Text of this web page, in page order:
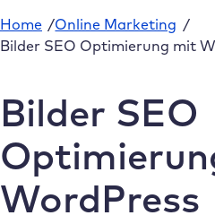
Home /Online Marketing /
Bilder SEO Optimierung mit
Bilder SEO
WordPress